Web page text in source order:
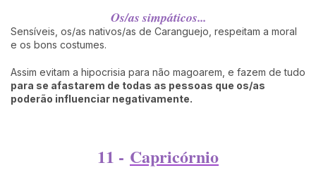
Os/as simpáticos...
Sensíveis, os/as nativos/as de Caranguejo, respeitam a moral
e os bons costumes.
Assim evitam a hipocrisia para não magoarem, e fazem de tudo
para se afastarem de todas as pessoas que os/as
poderão influenciar negativamente.
11 - Capricórnio